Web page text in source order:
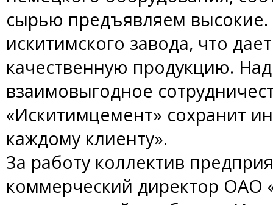
сырью предъявляем
искитимского завода, что
качественную продукцию.
взаимовыгодное
«Искитимцемент» сохранит
каждому клиенту».
За работу коллектив
коммерческий директор ОАО